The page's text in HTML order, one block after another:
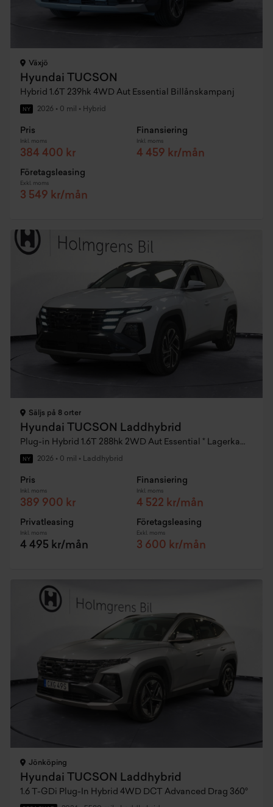
Växjö
Hyundai TUCSON
Hybrid 1.6T 239hk 4WD Aut Essential Billånskampanj
NY 2026 • 0 mil • Hybrid
Pris
Inkl. moms
384 400 kr
Finansiering
Inkl. moms
4 459 kr/mån
Företagsleasing
Exkl. moms
3 549 kr/mån
Säljs på 8 orter
Hyundai TUCSON Laddhybrid
Plug-in Hybrid 1.6T 288hk 2WD Aut Essential * Lagerkampanj MY26
NY 2026 • 0 mil • Laddhybrid
Pris
Inkl. moms
389 900 kr
Finansiering
Inkl. moms
4 522 kr/mån
Privatleasing
Inkl. moms
4 495 kr/mån
Företagsleasing
Exkl. moms
3 600 kr/mån
Jönköping
Hyundai TUCSON Laddhybrid
1.6 T-GDi Plug-In Hybrid 4WD DCT Advanced Drag 360°